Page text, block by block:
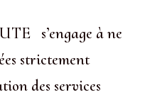
s’engage à ne
strictement
des services